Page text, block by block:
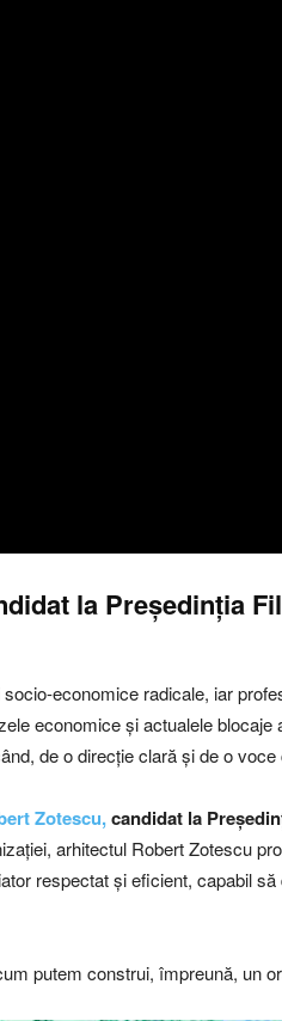
la Președinția
economice radicale, iar
economice și actualele
de o direcție clară și de o
Zotescu,candidat la
arhitectul Robert Zotescu
respectat și eficient, capabil
putem construi, împreună, un